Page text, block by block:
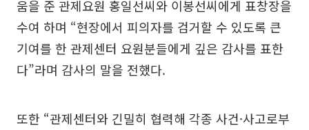
움을 준 관제요원 홍일선씨와 이봉선씨에게 표창장을
수여 하며 “현장에서 피의자를 검거할 수 있도록 큰
기여를 한 관제센터 요원분들에게 깊은 감사를 표한
다”라며 감사의 말을 전했다.
또한 “관제센터와 긴밀히 협력해 각종 사건·사고로부